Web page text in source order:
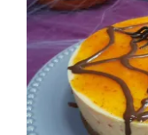
Loja
Blog
Contactos